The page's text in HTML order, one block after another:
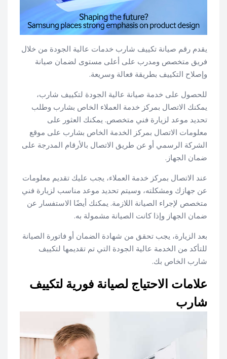
يقدم رقم صيانة تكييف شارب خدمات عالية الجودة من خلال
فريق متخصص ومدرب على أعلى مستوى لضمان صيانة
وإصلاح التكييف بطريقة فعالة وسريعة.
للحصول على خدمة صيانة عالية الجودة لتكييف شارب،
يمكنك الاتصال بمركز خدمة العملاء الخاص بشارب وطلب
تحديد موعد لزيارة فني متخصص. يمكنك العثور على
معلومات الاتصال بمركز الخدمة الخاص بشارب على موقع
الشركة الرسمي أو عن طريق الاتصال بالأرقام المدرجة على
ضمان الجهاز.
عند الاتصال بمركز خدمة العملاء، يجب عليك تقديم معلومات
عن جهازك ومشكلته، وسيتم تحديد موعد مناسب لزيارة فني
متخصص لإجراء الصيانة اللازمة. يمكنك أيضًا الاستفسار عن
ضمان الجهاز وإذا كانت الصيانة مشمولة به.
بعد الزيارة، يجب تحقق من شهادة الضمان أو فاتورة الصيانة
للتأكد من الخدمة عالية الجودة التي تم تقديمها لتكييف
شارب الخاص بك.
علامات الاحتياج لصيانة فورية لتكييف
شارب